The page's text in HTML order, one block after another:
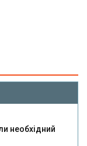
необхідний